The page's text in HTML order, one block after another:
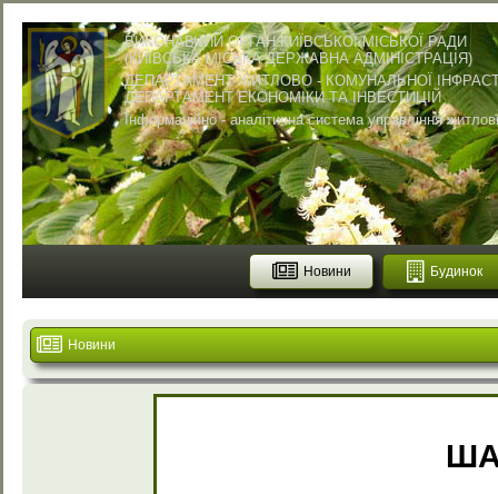
ВИКОНАВЧИЙ ОРГАН КИЇВСЬКОЇ МІСЬКОЇ РАДИ
(КИЇВСЬКА МІСЬКА ДЕРЖАВНА АДМІНІСТРАЦІЯ)
ДЕПАРТАМЕНТ ЖИТЛОВО - КОМУНАЛЬНОЇ
ДЕПАРТАМЕНТ ЕКОНОМІКИ ТА ІНВЕСТИЦІЙ
Інформаційно - аналітична система управління
Новини Будинок
Новини